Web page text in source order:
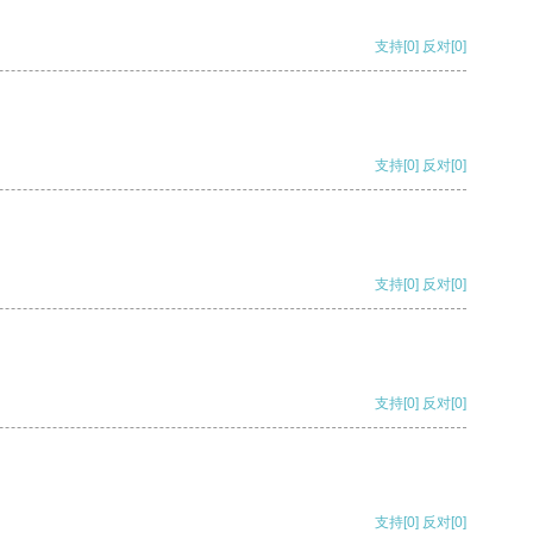
支持[0] 反对[0]
支持[0] 反对[0]
支持[0] 反对[0]
支持[0] 反对[0]
支持[0] 反对[0]